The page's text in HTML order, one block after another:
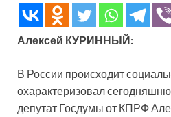
Алексей КУРИННЫЙ:
В России происходит
охарактеризовал
депутат Госдумы от КПРФ